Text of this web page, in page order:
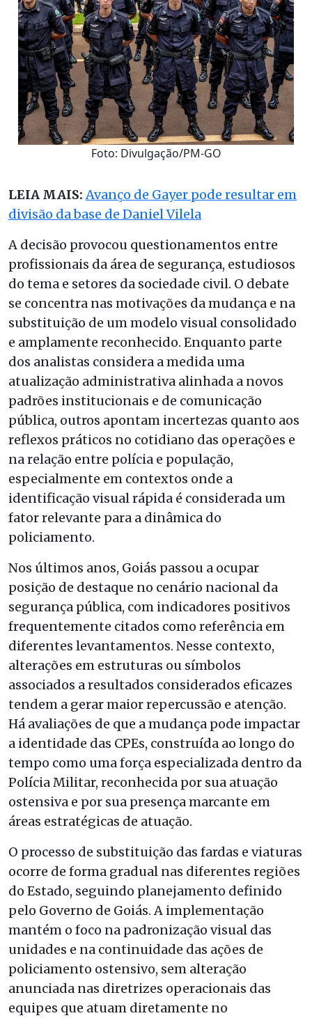
Foto: Divulgação/PM-GO
LEIA MAIS:Avanço de Gayer pode resultar em
divisão da base de Daniel Vilela
A decisão provocou questionamentos entre
profissionais da área de segurança, estudiosos
do tema e setores da sociedade civil. O debate
se concentra nas motivações da mudança e na
substituição de um modelo visual consolidado
e amplamente reconhecido. Enquanto parte
dos analistas considera a medida uma
atualização administrativa alinhada a novos
padrões institucionais e de comunicação
pública, outros apontam incertezas quanto aos
reflexos práticos no cotidiano das operações e
na relação entre polícia e população,
especialmente em contextos onde a
identificação visual rápida é considerada um
fator relevante para a dinâmica do
policiamento.
Nos últimos anos, Goiás passou a ocupar
posição de destaque no cenário nacional da
segurança pública, com indicadores positivos
frequentemente citados como referência em
diferentes levantamentos. Nesse contexto,
alterações em estruturas ou símbolos
associados a resultados considerados eficazes
tendem a gerar maior repercussão e atenção.
Há avaliações de que a mudança pode impactar
a identidade das CPEs, construída ao longo do
tempo como uma força especializada dentro da
Polícia Militar, reconhecida por sua atuação
ostensiva e por sua presença marcante em
áreas estratégicas de atuação.
O processo de substituição das fardas e viaturas
ocorre de forma gradual nas diferentes regiões
do Estado, seguindo planejamento definido
pelo Governo de Goiás. A implementação
mantém o foco na padronização visual das
unidades e na continuidade das ações de
policiamento ostensivo, sem alteração
anunciada nas diretrizes operacionais das
equipes que atuam diretamente no